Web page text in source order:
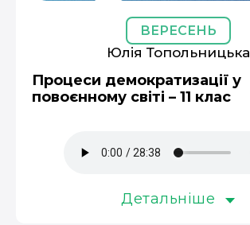
ВЕРЕСЕНЬ
Юлія Топольницька
Процеси демократизації у
повоєнному світі – 11 клас
Детальніше